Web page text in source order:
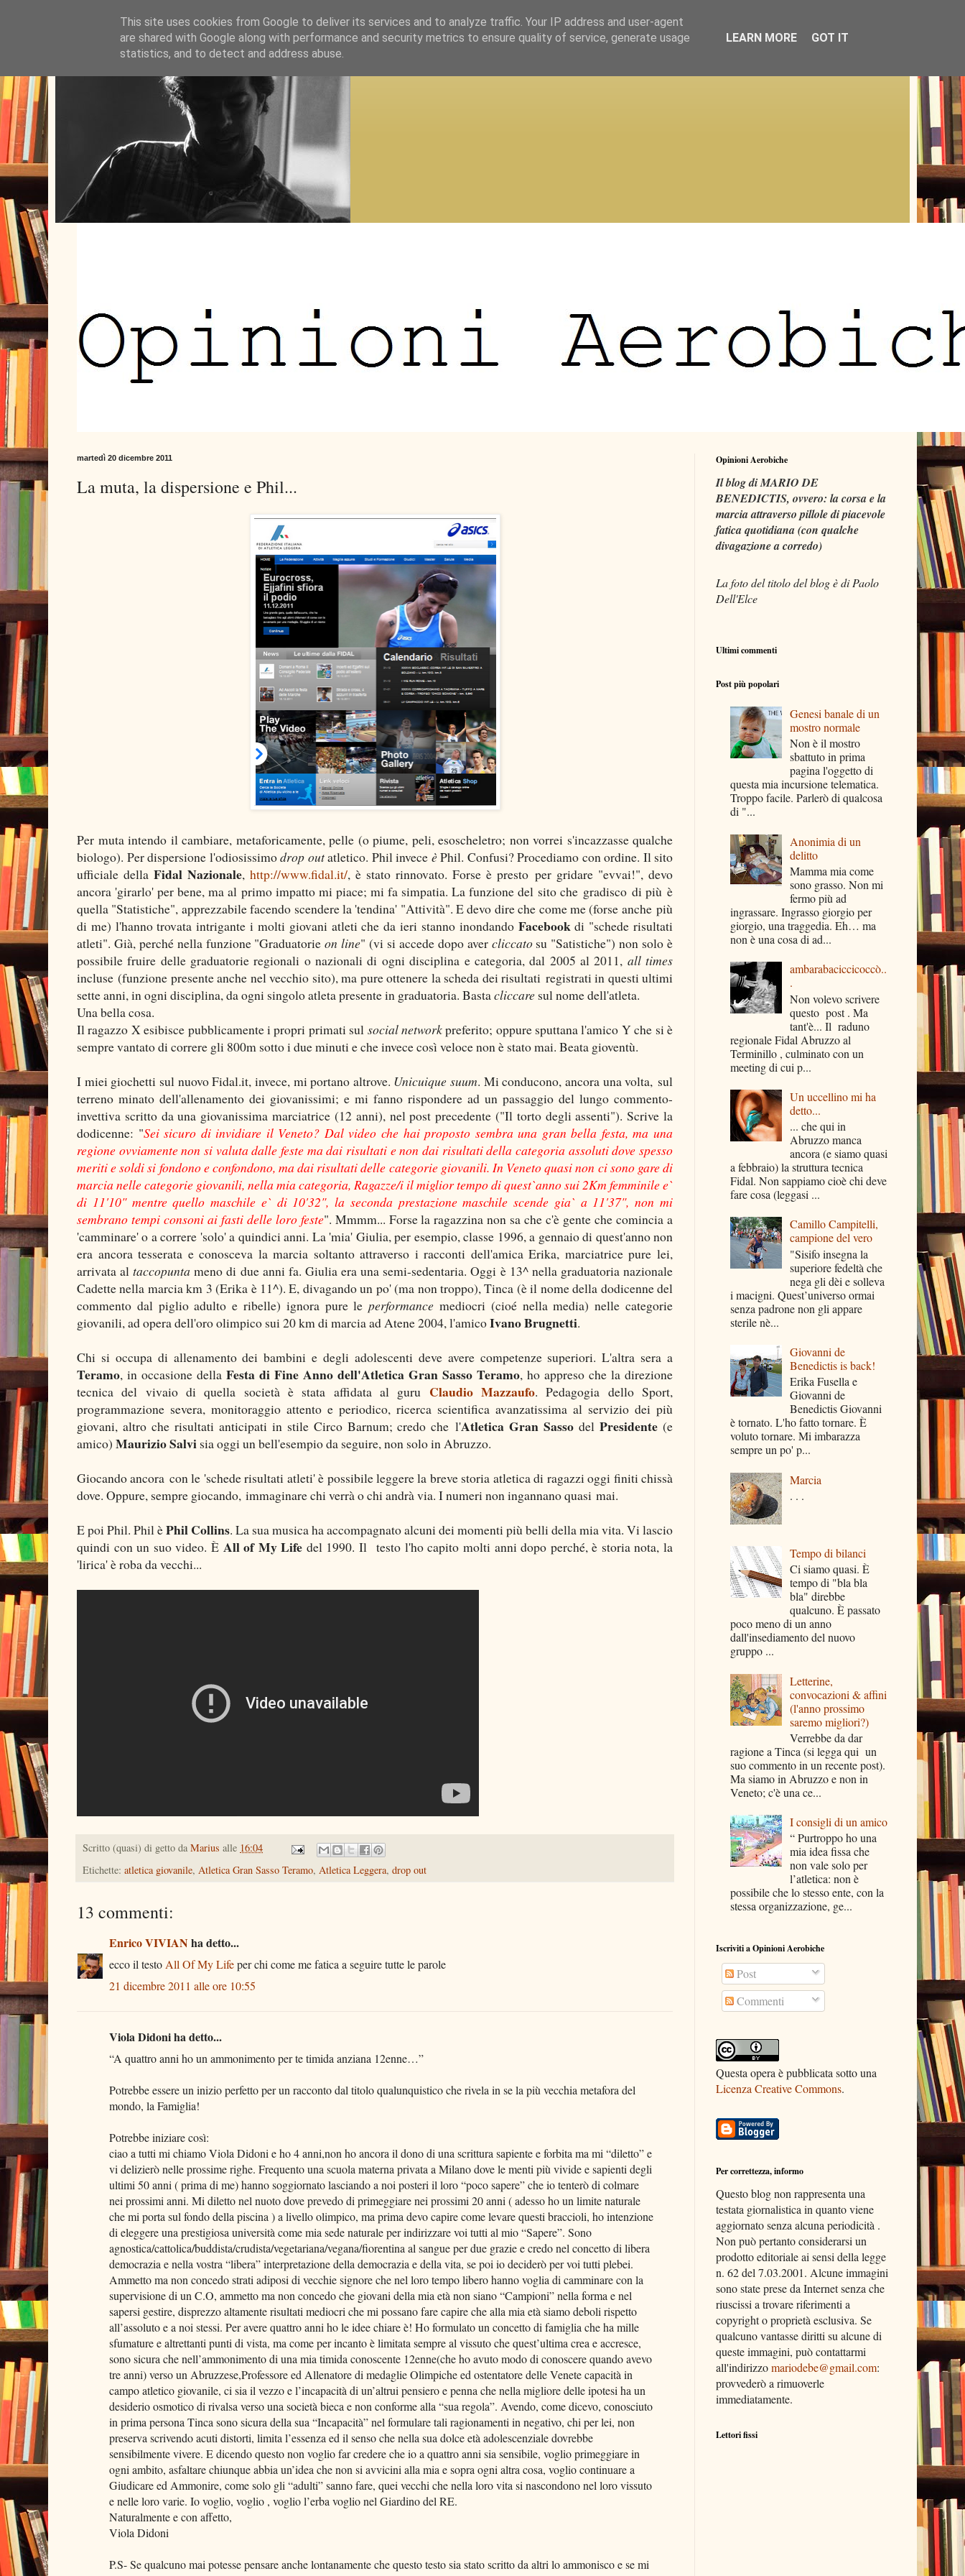
martedì 20 dicembre 2011
La muta, la dispersione e Phil...
Per muta intendo il cambiare, metaforicamente, pelle (o piume, peli, esoscheletro; non vorrei s'incazzasse qualche
biologo). Per dispersione l'odiosissimodrop outatletico. Phil invece èPhil. Confusi? Procediamo con ordine. Il sito
ufficiale della Fidal Nazionale, http://www.fidal.it/, è stato rinnovato. Forse è presto per gridare "evvai!", devo
ancora 'girarlo' per bene, ma al primo impatto mi piace; mi fa simpatia. La funzione del sito che gradisco di più è
quella "Statistiche", apprezzabile facendo scendere la 'tendina' "Attività". E devo dire che come me (forse anche più
di me) l'hanno trovata intrigante i molti giovani atleti che da ieri stanno inondando Facebook di "schede risultati
atleti". Già, perché nella funzione "Graduatorieon line" (vi si accede dopo aver cliccatosu "Satistiche") non solo è
possibile fruire delle graduatorie regionali o nazionali di ogni disciplina e categoria, dal 2005 al 2011, all times
incluse (funzione presente anche nel vecchio sito), ma pure ottenere la scheda dei risultati registrati in questi ultimi
sette anni, in ogni disciplina, da ogni singolo atleta presente in graduatoria. Bastacliccare sul nome dell'atleta.
Una bella cosa.
Il ragazzo X esibisce pubblicamente i propri primati sul social networkpreferito; oppure sputtana l'amico Y che si è
sempre vantato di correre gli 800m sotto i due minuti e che invece così veloce non è stato mai. Beata gioventù.
I miei giochetti sul nuovo Fidal.it, invece, mi portano altrove. Unicuique suum. Mi conducono, ancora una volta, sul
terreno minato dell'allenamento dei giovanissimi; e mi fanno rispondere ad un passaggio del lungo commento-
invettiva scritto da una giovanissima marciatrice (12 anni), nel post precedente ("Il torto degli assenti"). Scrive la
dodicenne: "Sei sicuro di invidiare il Veneto? Dal video che hai proposto sembra una gran bella festa, ma una
regione ovviamente non si valuta dalle feste ma dai risultati e non dai risultati della categoria assoluti dove spesso
meriti e soldi si fondono e confondono, ma dai risultati delle categorie giovanili. In Veneto quasi non ci sono gare di
marcia nelle categorie giovanili, nella mia categoria, Ragazze/i il miglior tempo di quest`anno sui 2Km femminile e`
di 11'10" mentre quello maschile e` di 10'32", la seconda prestazione maschile scende gia` a 11'37", non mi
sembrano tempi consoni ai fasti delle loro feste". Mmmm... Forse la ragazzina non sa che c'è gente che comincia a
'camminare' o a correre 'solo' a quindici anni. La 'mia' Giulia, per esempio, classe 1996, a gennaio di quest'anno non
era ancora tesserata e conosceva la marcia soltanto attraverso i racconti dell'amica Erika, marciatrice pure lei,
arrivata altaccopunta meno di due anni fa. Giulia era una semi-sedentaria. Oggi è 13^ nella graduatoria nazionale
Cadette nella marcia km 3 (Erika è 11^). E, divagando un po' (ma non troppo), Tinca (è il nome della dodicenne del
commento dal piglio adulto e ribelle) ignora pure leperformance mediocri (cioé nella media) nelle categorie
giovanili, ad opera dell'oro olimpico sui 20 km di marcia ad Atene 2004, l'amicoIvano Brugnetti.
Chi si occupa di allenamento dei bambini e degli adolescenti deve avere competenze superiori. L'altra sera a
Teramo, in occasione della Festa di Fine Anno dell'Atletica Gran Sasso Teramo, ho appreso che la direzione
tecnica del vivaio di quella società è stata affidata al guru Claudio Mazzaufo. Pedagogia dello Sport,
programmazione severa, monitoraggio attento e periodico, ricerca scientifica avanzatissima al servizio dei più
giovani, altro che risultati anticipati in stile Circo Barnum; credo che l'Atletica Gran Sasso delPresidente (e
amico) Maurizio Salvi sia oggi un bell'esempio da seguire, non solo in Abruzzo.
Giocando ancora con le 'schede risultati atleti' è possibile leggere la breve storia atletica di ragazzi oggi finiti chissà
dove. Oppure, sempre giocando, immaginare chi verrà o chi andrà via. I numeri non ingannano quasi mai.
E poi Phil. Phil èPhil Collins. La sua musica ha accompagnato alcuni dei momenti più belli della mia vita. Vi lascio
quindi con un suo video. È All of My Life del 1990. Il testo l'ho capito molti anni dopo perché, è storia nota, la
'lirica' è roba da vecchi...
Scritto (quasi) di getto da Marius alle 16:04
Etichette: atletica giovanile, Atletica Gran Sasso Teramo, Atletica Leggera, drop out
13 commenti:
Enrico VIVIAN ha detto...
ecco il testo All Of My Lifeper chi come me fatica a seguire tutte le parole
21 dicembre 2011 alle ore 10:55
Viola Didoni ha detto...
“A quattro anni ho un ammonimento per te timida anziana 12enne…”
Potrebbe essere un inizio perfetto per un racconto dal titolo qualunquistico che rivela in se la più vecchia metafora del
mondo, la Famiglia!
Potrebbe iniziare così:
ciao a tutti mi chiamo Viola Didoni e ho 4 anni,non ho ancora il dono di una scrittura sapiente e forbita ma mi “diletto” e
vi delizierò nelle prossime righe. Frequento una scuola materna privata a Milano dove le menti più vivide e sapienti degli
ultimi 50 anni ( prima di me) hanno soggiornato lasciando a noi posteri il loro “poco sapere” che io tenterò di colmare
nei prossimi anni. Mi diletto nel nuoto dove prevedo di primeggiare nei prossimi 20 anni ( adesso ho un limite naturale
che mi porta sul fondo della piscina ) a livello olimpico, ma prima devo capire come levare questi braccioli, ho intenzione
di eleggere una prestigiosa università come mia sede naturale per indirizzare voi tutti al mio “Sapere”. Sono
agnostica/cattolica/buddista/crudista/vegetariana/vegana/fiorentina al sangue per due grazie e credo nel concetto di libera
democrazia e nella vostra “libera” interpretazione della democrazia e della vita, se poi io deciderò per voi tutti plebei.
Ammetto ma non concedo strati adiposi di vecchie signore che nel loro tempo libero hanno voglia di camminare con la
supervisione di un C.O, ammetto ma non concedo che giovani della mia età non siano “Campioni” nella forma e nel
sapersi gestire, disprezzo altamente risultati mediocri che mi possano fare capire che alla mia età siamo deboli rispetto
all’assoluto e a noi stessi. Per avere quattro anni ho le idee chiare è! Ho formulato un concetto di famiglia che ha mille
sfumature e altrettanti punti di vista, ma come per incanto è limitata sempre al vissuto che quest’ultima crea e accresce,
sono sicura che nell’ammonimento di una mia timida conoscente 12enne(che ho avuto modo di conoscere quando avevo
tre anni) verso un Abruzzese,Professore ed Allenatore di medaglie Olimpiche ed ostentatore delle Venete capacità in
campo atletico giovanile, ci sia il vezzo e l’incapacità di un’altrui pensiero e penna che nella migliore delle ipotesi ha un
desiderio osmotico di rivalsa verso una società bieca e non conforme alla “sua regola”. Avendo, come dicevo, conosciuto
in prima persona Tinca sono sicura della sua “Incapacità” nel formulare tali ragionamenti in negativo, chi per lei, non
preserva scrivendo acuti distorti, limita l’essenza ed il senso che nella sua dolce età adolescenziale dovrebbe
sensibilmente vivere. E dicendo questo non voglio far credere che io a quattro anni sia sensibile, voglio primeggiare in
ogni ambito, asfaltare chiunque abbia un’idea che non si avvicini alla mia e sopra ogni altra cosa, voglio continuare a
Giudicare ed Ammonire, come solo gli “adulti” sanno fare, quei vecchi che nella loro vita si nascondono nel loro vissuto
e nelle loro varie. Io voglio, voglio , voglio l’erba voglio nel Giardino del RE.
Naturalmente e con affetto,
Viola Didoni
P.S- Se qualcuno mai potesse pensare anche lontanamente che questo testo sia stato scritto da altri lo ammonisco e se mi
Opinioni Aerobiche
Il blog di MARIO DE
BENEDICTIS, ovvero: la corsa e la
marcia attraverso pillole di piacevole
fatica quotidiana (con qualche
divagazione a corredo)
La foto del titolo del blog è di Paolo
Dell'Elce
Ultimi commenti
Post più popolari
Genesi banale di un
mostro normale
Non è il mostro
sbattuto in prima
pagina l'oggetto di
questa mia incursione telematica.
Troppo facile. Parlerò di qualcosa
di "...
Anonimia di un
delitto
Mamma mia come
sono grasso. Non mi
fermo più ad
ingrassare. Ingrasso giorgio per
giorgio, una traggedia. Eh… ma
non è una cosa di ad...
ambarabaciccicoccò..
.
Non volevo scrivere
questo post . Ma
tant'è... Il raduno
regionale Fidal Abruzzo al
Terminillo , culminato con un
meeting di cui p...
Un uccellino mi ha
detto...
... che qui in
Abruzzo manca
ancora (e siamo quasi
a febbraio) la struttura tecnica
Fidal. Non sappiamo cioè chi deve
fare cosa (leggasi ...
Camillo Campitelli,
campione del vero
"Sisifo insegna la
superiore fedeltà che
nega gli dèi e solleva
i macigni. Quest’universo ormai
senza padrone non gli appare
sterile nè...
Giovanni de
Benedictis is back!
Erika Fusella e
Giovanni de
Benedictis Giovanni
è tornato. L'ho fatto tornare. È
voluto tornare. Mi imbarazza
sempre un po' p...
Marcia
. . .
Tempo di bilanci
Ci siamo quasi. È
tempo di "bla bla
bla" direbbe
qualcuno. È passato
poco meno di un anno
dall'insediamento del nuovo
gruppo ...
Letterine,
convocazioni & affini
(l'anno prossimo
saremo migliori?)
Verrebbe da dar
ragione a Tinca (si legga qui un
suo commento in un recente post).
Ma siamo in Abruzzo e non in
Veneto; c'è una ce...
I consigli di un amico
“ Purtroppo ho una
mia idea fissa che
non vale solo per
l’atletica: non è
possibile che lo stesso ente, con la
stessa organizzazione, ge...
Iscriviti a Opinioni Aerobiche
Post
Commenti
Questa opera è pubblicata sotto una
Licenza Creative Commons.
Per correttezza, informo
Questo blog non rappresenta una
testata giornalistica in quanto viene
aggiornato senza alcuna periodicità .
Non può pertanto considerarsi un
prodotto editoriale ai sensi della legge
n. 62 del 7.03.2001. Alcune immagini
sono state prese da Internet senza che
riuscissi a trovare riferimenti a
copyright o proprietà esclusiva. Se
qualcuno vantasse diritti su alcune di
queste immagini, può contattarmi
all'indirizzomariodebe@gmail.com:
provvederò a rimuoverle
immediatamente.
Lettori fissi
This site uses cookies from Google to deliver its services and to analyze traffic. Your IP address and user-agent
are shared with Google along with performance and security metrics to ensure quality of service, generate usage
statistics, and to detect and address abuse.
LEARN MORE GOT IT